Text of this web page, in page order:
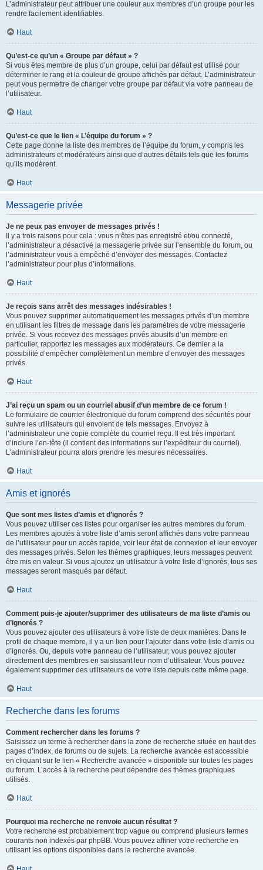
L’administrateur peut attribuer une couleur aux membres d’un groupe pour les
rendre facilement identifiables.
Haut
Qu’est-ce qu’un « Groupe par défaut » ?
Si vous êtes membre de plus d’un groupe, celui par défaut est utilisé pour
déterminer le rang et la couleur de groupe affichés par défaut. L’administrateur
peut vous permettre de changer votre groupe par défaut via votre panneau de
l’utilisateur.
Haut
Qu’est-ce que le lien « L’équipe du forum » ?
Cette page donne la liste des membres de l’équipe du forum, y compris les
administrateurs et modérateurs ainsi que d’autres détails tels que les forums
qu’ils modèrent.
Haut
Messagerie privée
Je ne peux pas envoyer de messages privés !
Il y a trois raisons pour cela : vous n’êtes pas enregistré et/ou connecté,
l’administrateur a désactivé la messagerie privée sur l’ensemble du forum, ou
l’administrateur vous a empêché d’envoyer des messages. Contactez
l’administrateur pour plus d’informations.
Haut
Je reçois sans arrêt des messages indésirables !
Vous pouvez supprimer automatiquement les messages privés d’un membre
en utilisant les filtres de message dans les paramètres de votre messagerie
privée. Si vous recevez des messages privés abusifs d’un membre en
particulier, rapportez les messages aux modérateurs. Ce dernier a la
possibilité d’empêcher complètement un membre d’envoyer des messages
privés.
Haut
J’ai reçu un spam ou un courriel abusif d’un membre de ce forum !
Le formulaire de courrier électronique du forum comprend des sécurités pour
suivre les utilisateurs qui envoient de tels messages. Envoyez à
l’administrateur une copie complète du courriel reçu. Il est très important
d’inclure l’en-tête (il contient des informations sur l’expéditeur du courriel).
L’administrateur pourra alors prendre les mesures nécessaires.
Haut
Amis et ignorés
Que sont mes listes d’amis et d’ignorés ?
Vous pouvez utiliser ces listes pour organiser les autres membres du forum.
Les membres ajoutés à votre liste d’amis seront affichés dans votre panneau
de l’utilisateur pour un accès rapide, voir leur état de connexion et leur envoyer
des messages privés. Selon les thèmes graphiques, leurs messages peuvent
être mis en valeur. Si vous ajoutez un utilisateur à votre liste d’ignorés, tous ses
messages seront masqués par défaut.
Haut
Comment puis-je ajouter/supprimer des utilisateurs de ma liste d’amis ou
d’ignorés ?
Vous pouvez ajouter des utilisateurs à votre liste de deux manières. Dans le
profil de chaque membre, il y a un lien pour l’ajouter dans votre liste d’amis ou
d’ignorés. Ou, depuis votre panneau de l’utilisateur, vous pouvez ajouter
directement des membres en saisissant leur nom d’utilisateur. Vous pouvez
également supprimer des utilisateurs de votre liste depuis cette même page.
Haut
Recherche dans les forums
Comment rechercher dans les forums ?
Saisissez un terme à rechercher dans la zone de recherche située en haut des
pages d’index, de forums ou de sujets. La recherche avancée est accessible
en cliquant sur le lien « Recherche avancée » disponible sur toutes les pages
du forum. L’accès à la recherche peut dépendre des thèmes graphiques
utilisés.
Haut
Pourquoi ma recherche ne renvoie aucun résultat ?
Votre recherche est probablement trop vague ou comprend plusieurs termes
courants non indexés par phpBB. Vous pouvez affiner votre recherche en
utilisant les options disponibles dans la recherche avancée.